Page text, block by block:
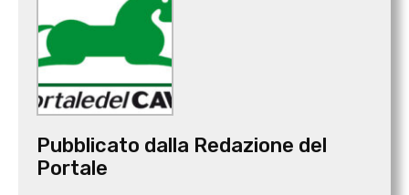
Pubblicato dalla Redazione del
Portale